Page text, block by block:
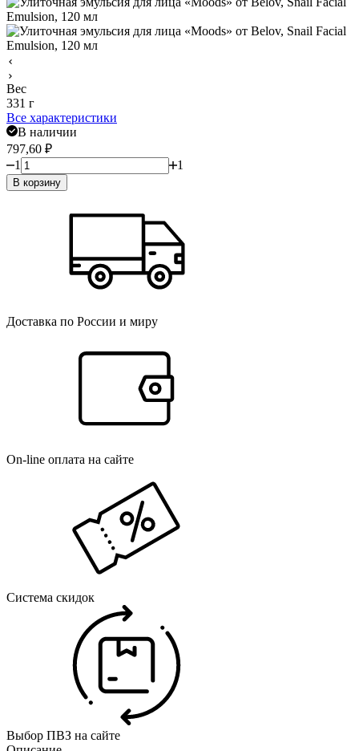
Вес
331 г
Все характеристики
В наличии
797,60 ₽
1
1
В корзину
Доставка по России и миру
On-line оплата на сайте
Система скидок
Выбор ПВЗ на сайте